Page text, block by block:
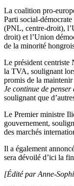
La coalition pro-
Parti social-
(PNL, centre-droit),
droit) et l’Union
de la minorité
Le président centriste
la TVA, soulignant
promis de la
Je continue de penser
soulignant que
Le Premier ministre
gouvernement,
des marchés
Il a également
sera dévoilé d’ici la
[Édité par Anne-